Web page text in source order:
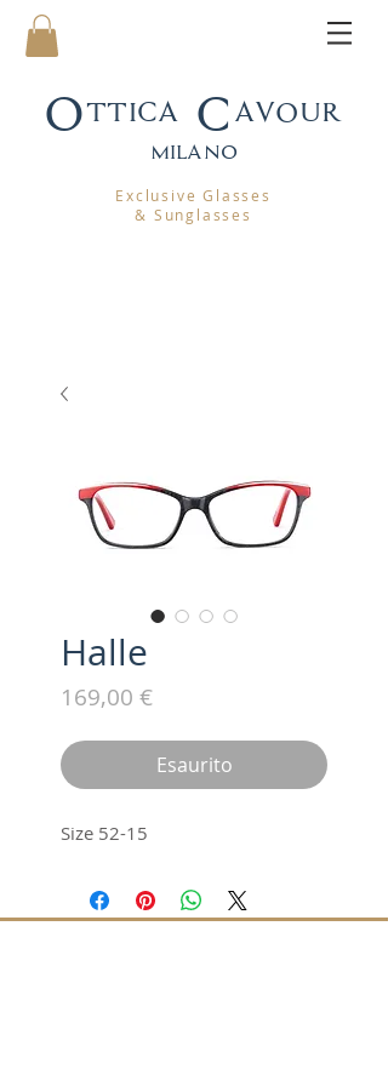
Ottica Cavour
milano
Exclusive Glasses
& Sunglasses
Halle
169,00 €Prezzo
Esaurito
Size 52-15